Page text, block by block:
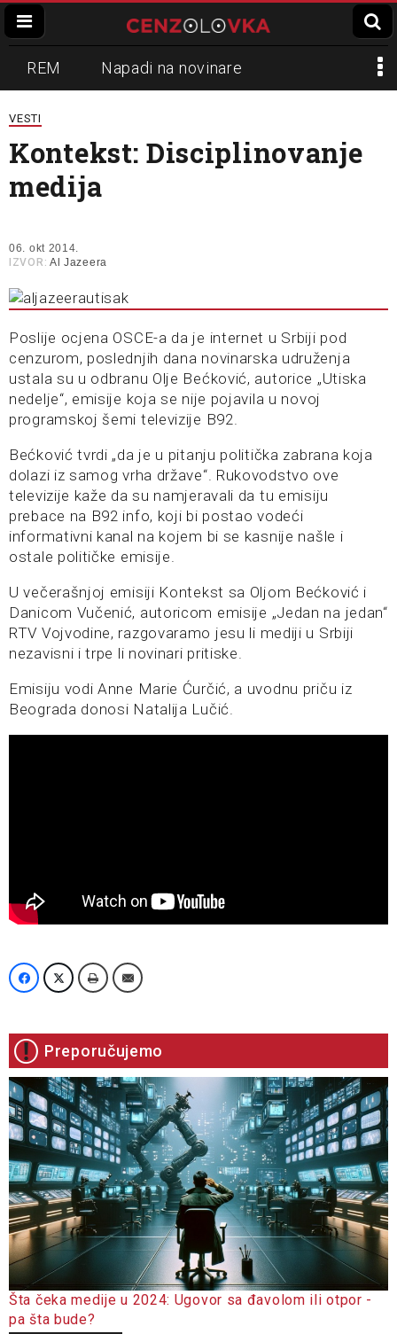
REM Napadi na novinare
Zvučni top
Propaganda Lokalni mediji
Informer
VESTI
Kontekst: Disciplinovanje
medija
06. okt 2014.
IZVOR: Al Jazeera
Poslije ocjena OSCE-a da je internet u Srbiji pod
cenzurom, poslednjih dana novinarska udruženja
ustala su u odbranu Olje Bećković, autorice „Utiska
nedelje“, emisije koja se nije pojavila u novoj
programskoj šemi televizije B92.
Bećković tvrdi „da je u pitanju politička zabrana koja
dolazi iz samog vrha države“. Rukovodstvo ove
televizije kaže da su namjeravali da tu emisiju
prebace na B92 info, koji bi postao vodeći
informativni kanal na kojem bi se kasnije našle i
ostale političke emisije.
U večerašnjoj emisiji Kontekst sa Oljom Bećković i
Danicom Vučenić, autoricom emisije „Jedan na jedan“
RTV Vojvodine, razgovaramo jesu li mediji u Srbiji
nezavisni i trpe li novinari pritiske.
Emisiju vodi Anne Marie Ćurčić, a uvodnu priču iz
Beograda donosi Natalija Lučić.
Preporučujemo
Šta čeka medije u 2024: Ugovor sa đavolom ili otpor -
pa šta bude?